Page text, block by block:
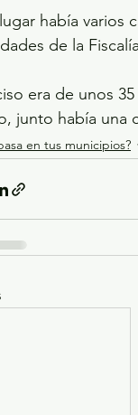
había varios
de la
era de unos
junto había una
en tus municipios?